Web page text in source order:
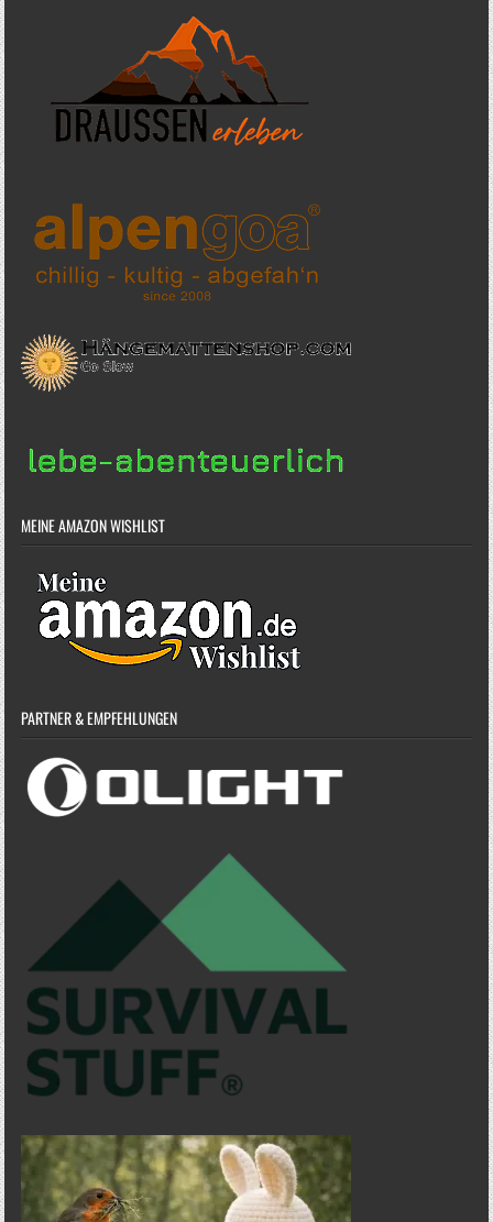
MEINE AMAZON WISHLIST
PARTNER & EMPFEHLUNGEN